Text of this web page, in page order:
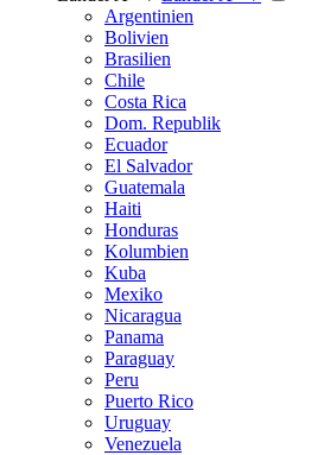
Argentinien
Bolivien
Brasilien
Chile
Costa Rica
Dom. Republik
Ecuador
El Salvador
Guatemala
Haiti
Honduras
Kolumbien
Kuba
Mexiko
Nicaragua
Panama
Paraguay
Peru
Puerto Rico
Uruguay
Venezuela